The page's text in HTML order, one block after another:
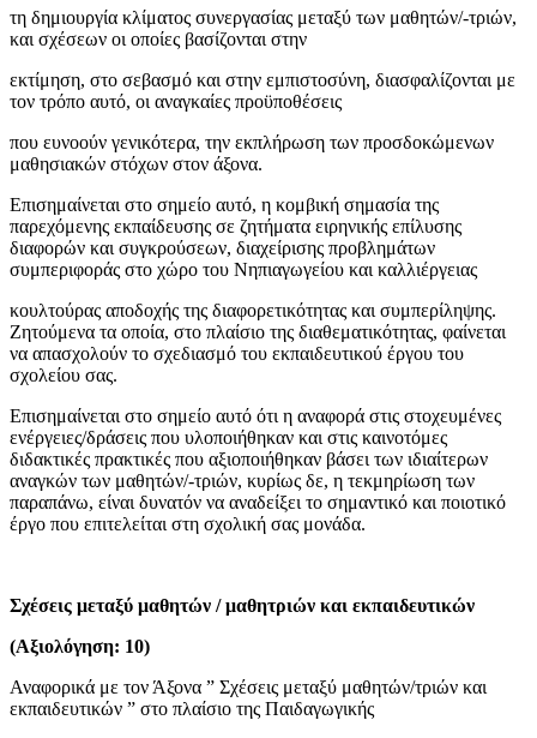
τη δημιουργία κλίματος συνεργασίας μεταξύ των μαθητών/-τριών,
και σχέσεων οι οποίες βασίζονται στην
εκτίμηση, στο σεβασμό και στην εμπιστοσύνη, διασφαλίζονται με
τον τρόπο αυτό, οι αναγκαίες προϋποθέσεις
που ευνοούν γενικότερα, την εκπλήρωση των προσδοκώμενων
μαθησιακών στόχων στον άξονα.
Επισημαίνεται στο σημείο αυτό, η κομβική σημασία της
παρεχόμενης εκπαίδευσης σε ζητήματα ειρηνικής επίλυσης
διαφορών και συγκρούσεων, διαχείρισης προβλημάτων
συμπεριφοράς στο χώρο του Νηπιαγωγείου και καλλιέργειας
κουλτούρας αποδοχής της διαφορετικότητας και συμπερίληψης.
Ζητούμενα τα οποία, στο πλαίσιο της διαθεματικότητας, φαίνεται
να απασχολούν το σχεδιασμό του εκπαιδευτικού έργου του
σχολείου σας.
Επισημαίνεται στο σημείο αυτό ότι η αναφορά στις στοχευμένες
ενέργειες/δράσεις που υλοποιήθηκαν και στις καινοτόμες
διδακτικές πρακτικές που αξιοποιήθηκαν βάσει των ιδιαίτερων
αναγκών των μαθητών/-τριών, κυρίως δε, η τεκμηρίωση των
παραπάνω, είναι δυνατόν να αναδείξει το σημαντικό και ποιοτικό
έργο που επιτελείται στη σχολική σας μονάδα.
Σχέσεις μεταξύ μαθητών / μαθητριών και εκπαιδευτικών
(Αξιολόγηση: 10)
Αναφορικά με τον Άξονα ” Σχέσεις μεταξύ μαθητών/τριών και
εκπαιδευτικών ” στο πλαίσιο της Παιδαγωγικής